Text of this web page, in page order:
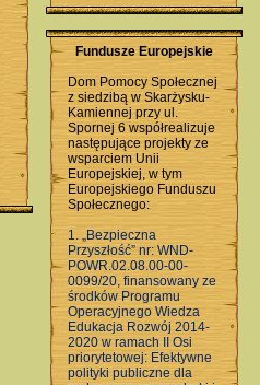
Fundusze Europejskie
Dom Pomocy Społecznej
z siedzibą w Skarżysku-
Kamiennej przy ul.
Spornej 6 współrealizuje
następujące projekty ze
wsparciem Unii
Europejskiej, w tym
Europejskiego Funduszu
Społecznego:
1. „Bezpieczna
Przyszłość” nr: WND-
POWR.02.08.00-00-
0099/20, finansowany ze
środków Programu
Operacyjnego Wiedza
Edukacja Rozwój 2014-
2020 w ramach II Osi
priorytetowej: Efektywne
polityki publiczne dla